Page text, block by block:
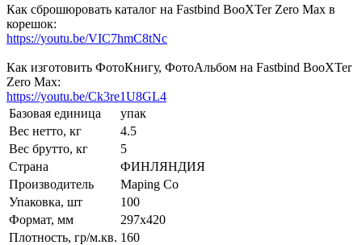
Как сброшюровать каталог на Fastbind BooXTer Zero Max в
корешок:
https://youtu.be/VIC7hmC8tNc
Как изготовить ФотоКнигу, ФотоАльбом на Fastbind BooXTer
Zero Max:
https://youtu.be/Ck3re1U8GL4
Базовая единица
упак
Вес нетто, кг
4.5
Вес брутто, кг
5
Страна
ФИНЛЯНДИЯ
Производитель
Maping Co
Упаковка, шт
100
Формат, мм
297х420
Плотность, гр/м.кв. 160